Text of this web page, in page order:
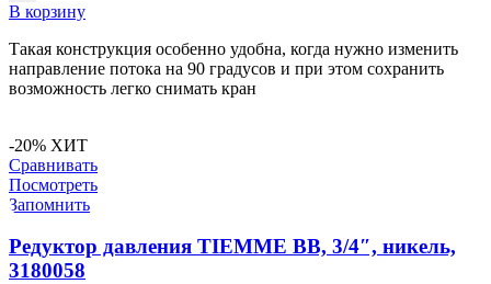
В корзину
Такая конструкция особенно удобна, когда нужно изменить
направление потока на 90 градусов и при этом сохранить
возможность легко снимать кран
-20% ХИТ
Сравнивать
Посмотреть
Запомнить
Редуктор давления TIEMME ВВ, 3/4″, никель,
3180058